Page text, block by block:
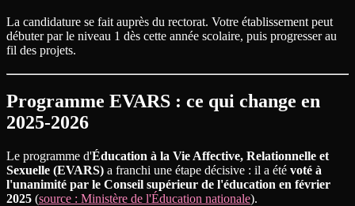
La candidature se fait auprès du rectorat. Votre établissement peut
débuter par le niveau 1 dès cette année scolaire, puis progresser au
fil des projets.
Programme EVARS : ce qui change en
2025-2026
Le programme d'Éducation à la Vie Affective, Relationnelle et
Sexuelle (EVARS) a franchi une étape décisive : il a été voté à
l'unanimité par le Conseil supérieur de l'éducation en février
2025 (source : Ministère de l'Éducation nationale).